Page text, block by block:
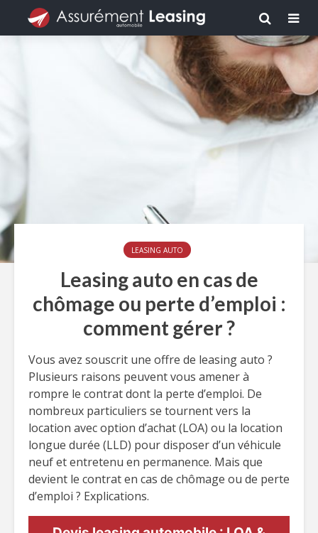
LEASING AUTO
Leasing auto en cas de
chômage ou perte d’emploi :
comment gérer ?
Vous avez souscrit une offre de leasing auto ?
Plusieurs raisons peuvent vous amener à
rompre le contrat dont la perte d’emploi. De
nombreux particuliers se tournent vers la
location avec option d’achat (LOA) ou la location
longue durée (LLD) pour disposer d’un véhicule
neuf et entretenu en permanence. Mais que
devient le contrat en cas de chômage ou de perte
d’emploi ? Explications.